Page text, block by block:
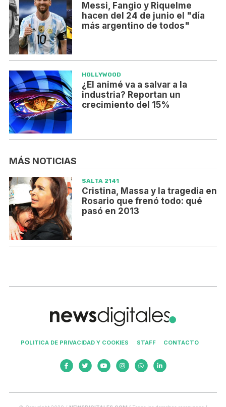
Messi, Fangio y Riquelme
hacen del 24 de junio el "día
más argentino de todos"
HOLLYWOOD
¿El animé va a salvar a la
industria? Reportan un
crecimiento del 15%
MÁS NOTICIAS
SALTA 2141
Cristina, Massa y la tragedia en
Rosario que frenó todo: qué
pasó en 2013
POLITICA DE PRIVACIDAD Y COOKIES STAFF CONTACTO